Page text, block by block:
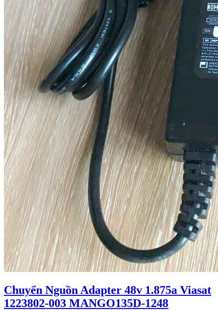
Chuyển Nguồn Adapter 48v 1.875a Viasat
1223802-003 MANGO135D-1248